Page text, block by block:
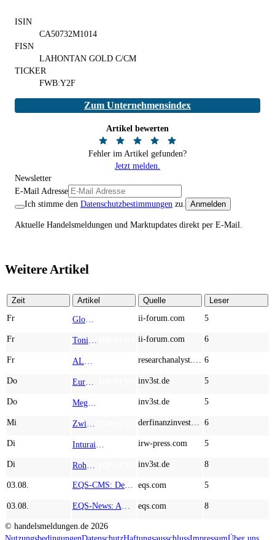
ISIN
CA50732M1014
FISN
LAHONTAN GOLD C/CM
TICKER
FWB:Y2F
Zum Unternehmensindex
Artikel bewerten
Fehler im Artikel gefunden?
Jetzt melden.
Newsletter
E-Mail Adresse
Ich stimme den Datenschutzbestimmungen zu. Anmelden
Aktuelle Handelsmeldungen und Marktupdates direkt per E-Mail.
Weitere Artikel
Zeit Artikel Quelle
Leser
Fr
ii-forum.com 5
Fr ii-forum.com 6
Fr 6
Do inv3st.de 5
Do inv3st.de 5
Mi 6
Di irw-press.com 5
Di inv3st.de 8
03.08. eqs.com 5
03.08. eqs.com 8
© handelsmeldungen.de 2026